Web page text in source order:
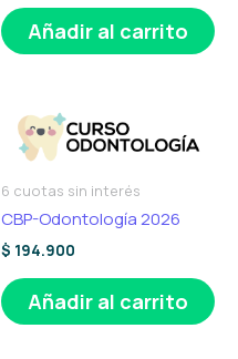
Añadir al carrito
6 cuotas sin interés
CBP-Odontología 2026
$ 194.900
Añadir al carrito